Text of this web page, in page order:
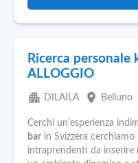
Ricerca
ALLOGGIO
apartment DILAILA place Belluno
Cerchi un'esperienza
bar in Svizzera
intraprendenti da